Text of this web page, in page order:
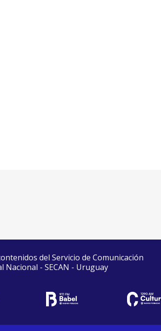
del Servicio de Comunicación
Nacional - SECAN - Uruguay